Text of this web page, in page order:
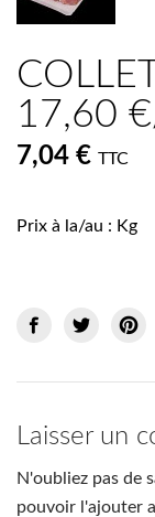
17,60
7,04 € TTC
Prix à la/au : Kg
Laisser un
N'oubliez pas de
pouvoir l'ajouter